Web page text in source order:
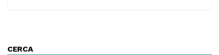
CERCA